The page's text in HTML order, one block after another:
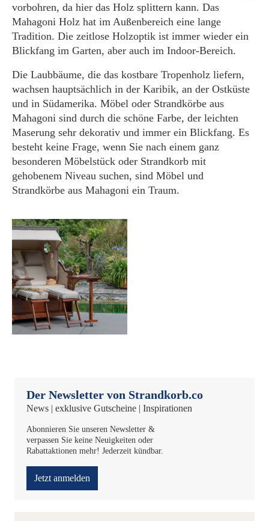
vorbohren, da hier das Holz splittern kann. Das
Mahagoni Holz hat im Außenbereich eine lange
Tradition. Die zeitlose Holzoptik ist immer wieder ein
Blickfang im Garten, aber auch im Indoor-Bereich.
Die Laubbäume, die das kostbare Tropenholz liefern,
wachsen hauptsächlich in der Karibik, an der Ostküste
und in Südamerika. Möbel oder Strandkörbe aus
Mahagoni sind durch die schöne Farbe, der leichten
Maserung sehr dekorativ und immer ein Blickfang. Es
besteht keine Frage, wenn Sie nach einem ganz
besonderen Möbelstück oder Strandkorb mit
gehobenem Niveau suchen, sind Möbel und
Strandkörbe aus Mahagoni ein Traum.
Der Newsletter von Strandkorb.co
News | exklusive Gutscheine | Inspirationen
Abonnieren Sie unseren Newsletter &
verpassen Sie keine Neuigkeiten oder
Rabattaktionen mehr! Jederzeit kündbar.
Jetzt anmelden